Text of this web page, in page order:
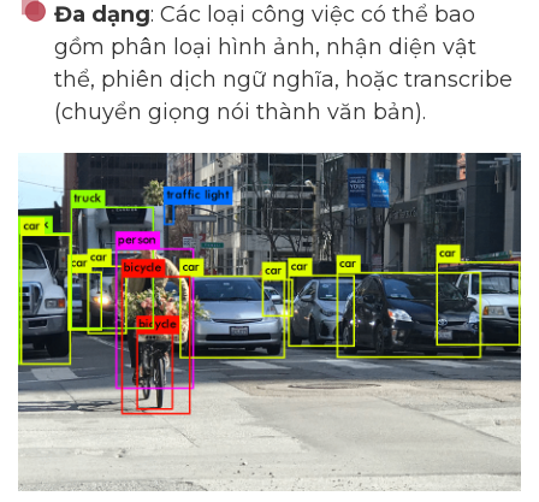
Đa dạng: Các loại công việc có thể bao
gồm phân loại hình ảnh, nhận diện vật
thể, phiên dịch ngữ nghĩa, hoặc transcribe
(chuyển giọng nói thành văn bản).